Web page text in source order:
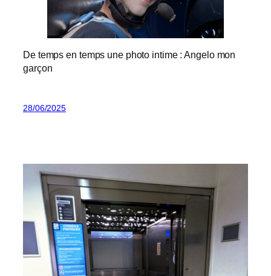
De temps en temps une photo intime : Angelo mon
garçon
28/06/2025